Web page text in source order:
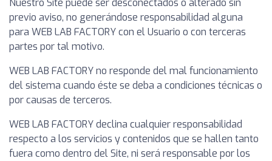
Nuestro Site puede ser desconectados o alterado sin
previo aviso, no generándose responsabilidad alguna
para WEB LAB FACTORY con el Usuario o con terceras
partes por tal motivo.
WEB LAB FACTORY no responde del mal funcionamiento
del sistema cuando éste se deba a condiciones técnicas o
por causas de terceros.
WEB LAB FACTORY declina cualquier responsabilidad
respecto a los servicios y contenidos que se hallen tanto
fuera como dentro del Site, ni será responsable por los